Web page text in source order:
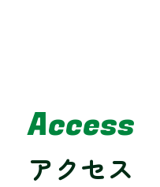
Access
アクセス